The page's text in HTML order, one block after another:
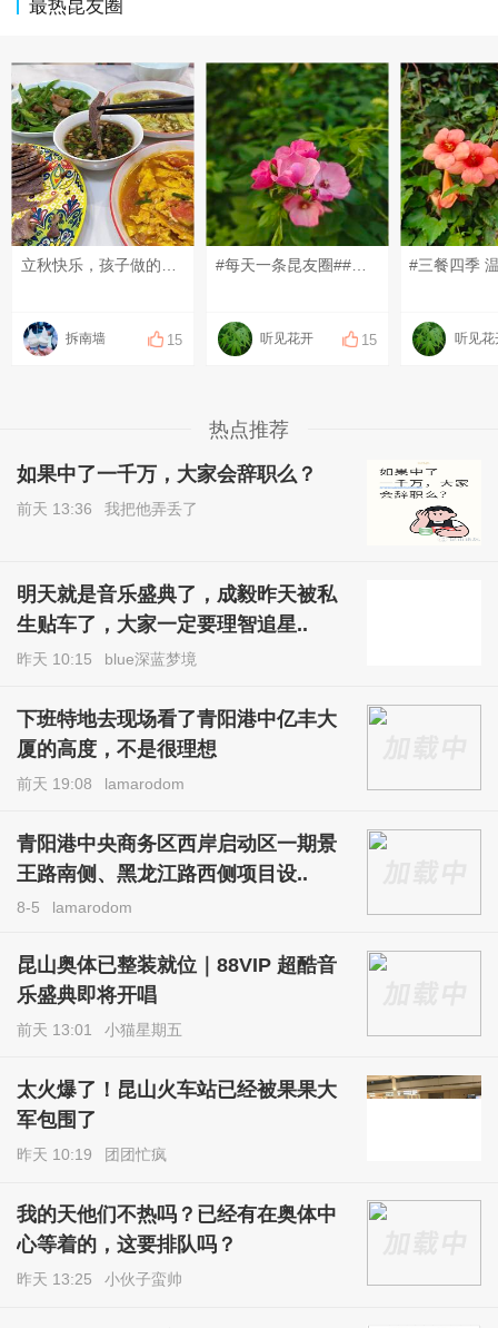
最热昆友圈
立秋快乐，孩子做的牛肉，胖子调的蘸料，真香#每天一条昆友圈# #我的碎碎念# #6月的昆山# #三餐四季 温柔有趣#
拆南墙 15
#每天一条昆友圈##昆山有哪些美景？##一句话总结你的假期生活##三餐四季 温柔有趣#
听见花开 15 听见花
热点推荐
如果中了一千万，大家会辞职么？
前天 13:36 我把他弄丢了
明天就是音乐盛典了，成毅昨天被私
生贴车了，大家一定要理智追星..
昨天 10:15 blue深蓝梦境
下班特地去现场看了青阳港中亿丰大
厦的高度，不是很理想
前天 19:08 lamarodom
青阳港中央商务区西岸启动区一期景
王路南侧、黑龙江路西侧项目设..
8-5 lamarodom
昆山奥体已整装就位｜88VIP 超酷音
乐盛典即将开唱
前天 13:01 小猫星期五
太火爆了！昆山火车站已经被果果大
军包围了
昨天 10:19 团团忙疯
我的天他们不热吗？已经有在奥体中
心等着的，这要排队吗？
昨天 13:25 小伙子蛮帅